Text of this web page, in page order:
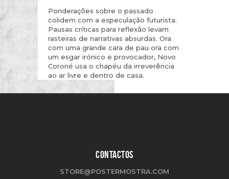
Ponderações sobre o passado
colidem com a especulação futurista.
Pausas críticas para reflexão levam
rasteiras de narrativas absurdas. Ora
com uma grande cara de pau ora com
um esgar irónico e provocador, Novo
Coroné usa o chapéu da irreverência
ao ar livre e dentro de casa.
CONTACTOS
STORE@POSTERMOSTRA.COM